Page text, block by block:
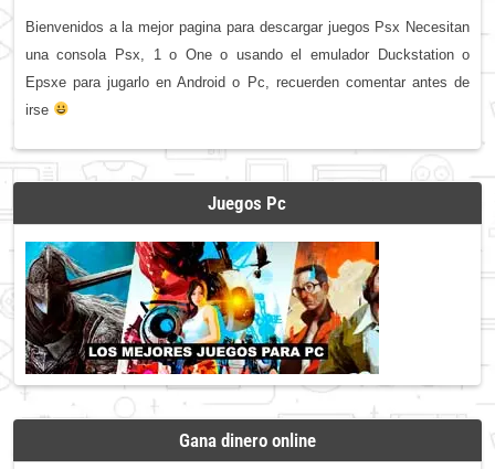
Bienvenidos a la mejor pagina para descargar juegos Psx Necesitan
una consola Psx, 1 o One o usando el emulador Duckstation o
Epsxe para jugarlo en Android o Pc, recuerden comentar antes de
irse
Juegos Pc
Gana dinero online